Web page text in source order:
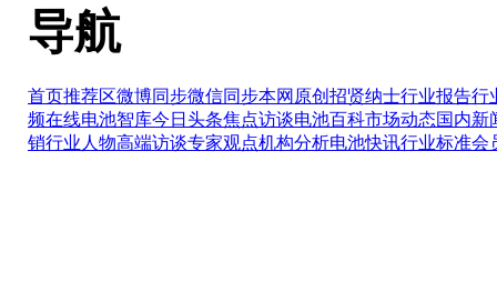
导航
首页推荐区微博同步微信同步本网原创 招贤纳士行业报告行
频在线电池智库今日头条焦点访谈电池百科市场动态国内新
销行业人物高端访谈专家观点机构分析电池快讯行业标准会